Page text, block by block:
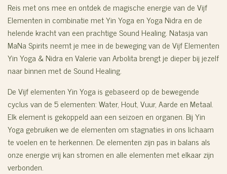
Reis met ons mee en ontdek de magische energie van de Vijf
Elementen in combinatie met Yin Yoga en Yoga Nidra en de
helende kracht van een prachtige Sound Healing. Natasja van
MaNa Spirits neemt je mee in de beweging van de Vijf Elementen
Yin Yoga & Nidra en Valerie van Arbolita brengt je dieper bij jezelf
naar binnen met de Sound Healing.
De Vijf elementen Yin Yoga is gebaseerd op de bewegende
cyclus van de 5 elementen: Water, Hout, Vuur, Aarde en Metaal.
Elk element is gekoppeld aan een seizoen en organen. Bij Yin
Yoga gebruiken we de elementen om stagnaties in ons lichaam
te voelen en te herkennen. De elementen zijn pas in balans als
onze energie vrij kan stromen en alle elementen met elkaar zijn
verbonden.